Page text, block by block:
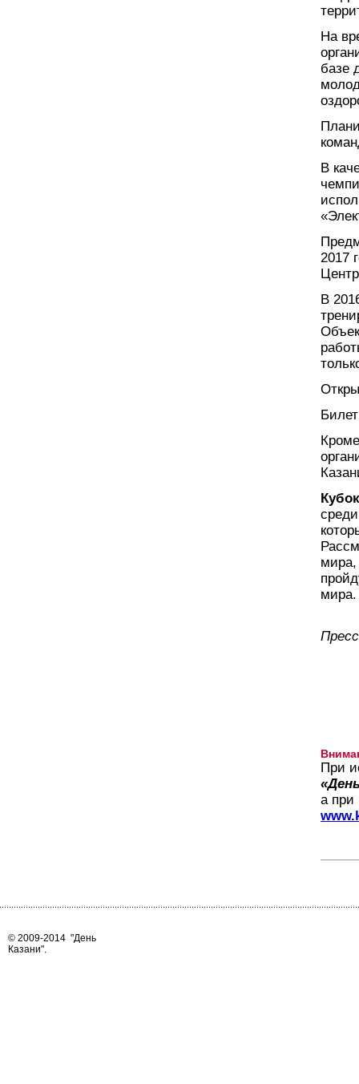
На
базе
В
2017
В
мира,
мира.
При
а при
© 2009-2014 "День
Казани".